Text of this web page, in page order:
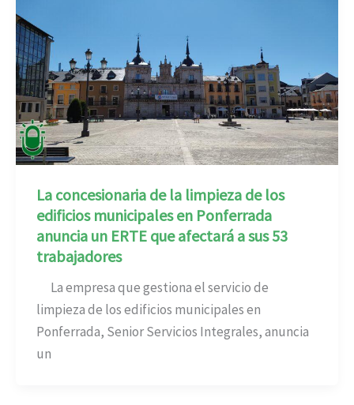
La concesionaria de la limpieza de los
edificios municipales en Ponferrada
anuncia un ERTE que afectará a sus 53
trabajadores
La empresa que gestiona el servicio de
limpieza de los edificios municipales en
Ponferrada, Senior Servicios Integrales, anuncia
un